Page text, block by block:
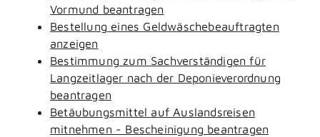
Vormund beantragen
Bestellung eines Geldwäschebeauftragten
anzeigen
Bestimmung zum Sachverständigen für
Langzeitlager nach der Deponieverordnung
beantragen
Betäubungsmittel auf Auslandsreisen
mitnehmen - Bescheinigung beantragen